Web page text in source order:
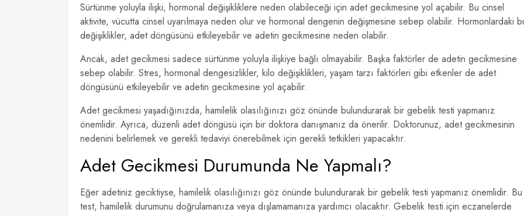
Sürtünme yoluyla ilişki, hormonal değişikliklere neden olabileceği için adet gecikmesine yol açabilir. Bu cinsel
aktivite, vücutta cinsel uyarılmaya neden olur ve hormonal dengenin değişmesine sebep olabilir. Hormonlardaki
değişiklikler, adet döngüsünü etkileyebilir ve adetin gecikmesine neden olabilir.
Ancak, adet gecikmesi sadece sürtünme yoluyla ilişkiye bağlı olmayabilir. Başka faktörler de adetin gecikmesine
sebep olabilir. Stres, hormonal dengesizlikler, kilo değişiklikleri, yaşam tarzı faktörleri gibi etkenler de adet
döngüsünü etkileyebilir ve adetin gecikmesine yol açabilir.
Adet gecikmesi yaşadığınızda, hamilelik olasılığınızı göz önünde bulundurarak bir gebelik testi yapmanız
önemlidir. Ayrıca, düzenli adet döngüsü için bir doktora danışmanız da önerilir. Doktorunuz, adet gecikmesinin
nedenini belirlemek ve gerekli tedaviyi önerebilmek için gerekli tetkikleri yapacaktır.
Adet Gecikmesi Durumunda Ne Yapmalı?
Eğer adetiniz geciktiyse, hamilelik olasılığınızı göz önünde bulundurarak bir gebelik testi yapmanız önemlidir. Bu
test, hamilelik durumunu doğrulamanıza veya dışlamamanıza yardımcı olacaktır. Gebelik testi için eczanelerde